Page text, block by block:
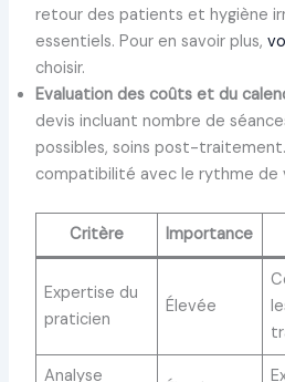
retour des patients et hygiène
essentiels. Pour en savoir plus,
choisir.
Evaluation des coûts et du
devis incluant nombre de
possibles, soins post-
compatibilité avec le rythme de
Critère Importance
Expertise du
praticien
Élevée
Analyse